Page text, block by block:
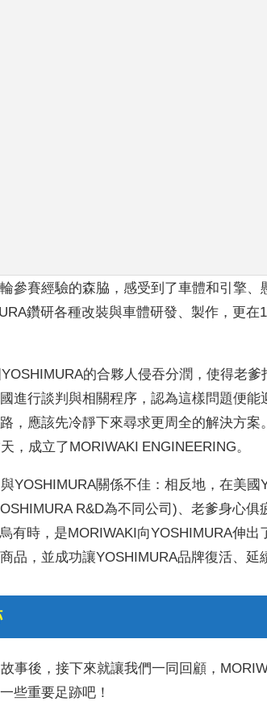
參賽經驗的森脇，感受到了車體和引擎、
鑽研各種改裝與車體研發、製作，更在
的合夥人侵吞分潤，使得老
進行談判與相關程序，認為這樣問題便能
，應該先冷靜下來尋求更周全的解決方
，成立了MORIWAKI ENGINEERING。
YOSHIMURA關係不佳：相反地，在美國
R&D為不同公司)、老爹身心俱
有時，是MORIWAKI向YOSHIMURA伸出
品，並成功讓YOSHIMURA品牌復活、延
事後，接下來就讓我們一同回顧，
些重要足跡吧！